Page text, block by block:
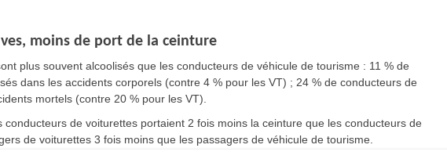
moins de port de la ceinture
plus souvent alcoolisés que les conducteurs de véhicule de tourisme : 11 % de
dans les accidents corporels (contre 4 % pour les VT) ; 24 % de conducteurs de
mortels (contre 20 % pour les VT).
conducteurs de voiturettes portaient 2 fois moins la ceinture que les conducteurs de
de voiturettes 3 fois moins que les passagers de véhicule de tourisme.